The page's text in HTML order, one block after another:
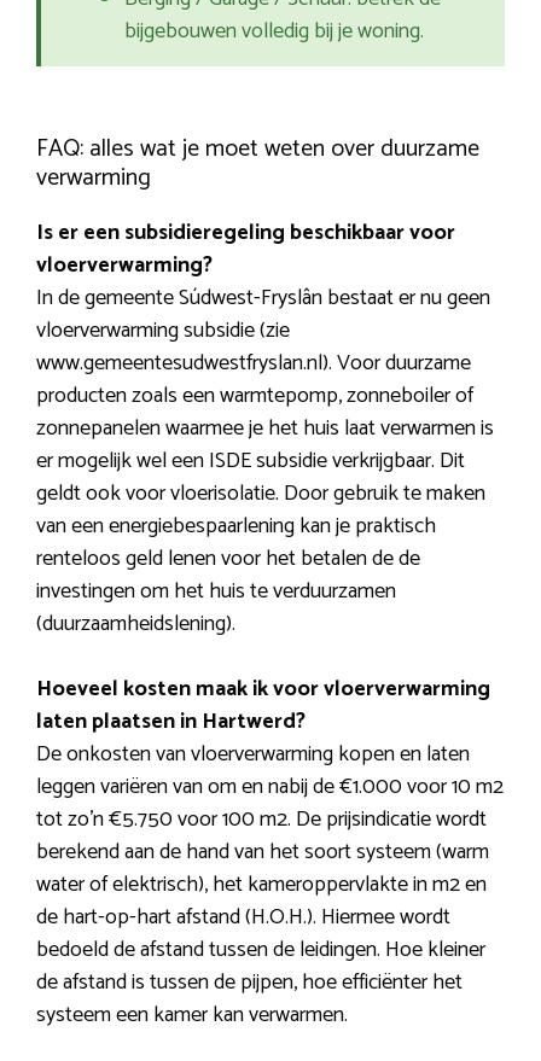
bijgebouwen volledig bij je woning.
FAQ: alles wat je moet weten over duurzame
verwarming
Is er een subsidieregeling beschikbaar voor
vloerverwarming?
In de gemeente Súdwest-Fryslân bestaat er nu geen
vloerverwarming subsidie (zie
www.gemeentesudwestfryslan.nl). Voor duurzame
producten zoals een warmtepomp, zonneboiler of
zonnepanelen waarmee je het huis laat verwarmen is
er mogelijk wel een ISDE subsidie verkrijgbaar. Dit
geldt ook voor vloerisolatie. Door gebruik te maken
van een energiebespaarlening kan je praktisch
renteloos geld lenen voor het betalen de de
investingen om het huis te verduurzamen
(duurzaamheidslening).
Hoeveel kosten maak ik voor vloerverwarming
laten plaatsen in Hartwerd?
De onkosten van vloerverwarming kopen en laten
leggen variëren van om en nabij de €1.000 voor 10 m2
tot zo’n €5.750 voor 100 m2. De prijsindicatie wordt
berekend aan de hand van het soort systeem (warm
water of elektrisch), het kameroppervlakte in m2 en
de hart-op-hart afstand (H.O.H.). Hiermee wordt
bedoeld de afstand tussen de leidingen. Hoe kleiner
de afstand is tussen de pijpen, hoe efficiënter het
systeem een kamer kan verwarmen.